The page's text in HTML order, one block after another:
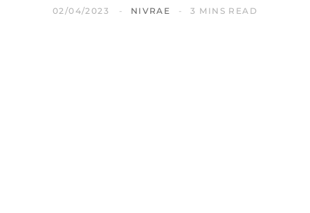
02/04/2023 NIVRAE 3 MINS READ